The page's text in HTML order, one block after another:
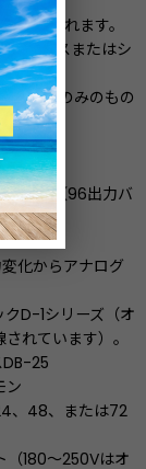
耐えられます。
のソースまたはシ
電流源のみのもの
120mA（96出力バ
化からアナログ
クD-1シリーズ（オ
れています）。
DB-25
ン
、48、または72
（180〜250Vはオ